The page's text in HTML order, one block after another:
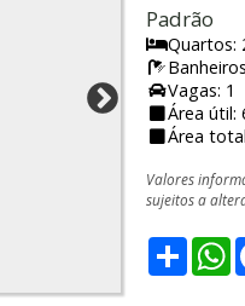
Padrão
Quartos:
Vagas: 1
Área útil:
Área
Valores
sujeitos a
Share